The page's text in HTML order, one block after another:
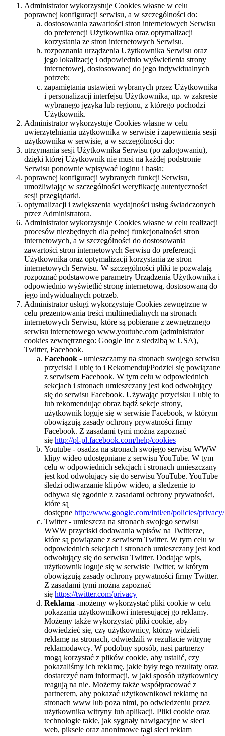
Administrator wykorzystuje Cookies własne w celu
poprawnej konfiguracji serwisu, a w szczególności do:
dostosowania zawartości stron internetowych Serwisu
do preferencji Użytkownika oraz optymalizacji
korzystania ze stron internetowych Serwisu.
rozpoznania urządzenia Użytkownika Serwisu oraz
jego lokalizację i odpowiednio wyświetlenia strony
internetowej, dostosowanej do jego indywidualnych
potrzeb;
zapamiętania ustawień wybranych przez Użytkownika
i personalizacji interfejsu Użytkownika, np. w zakresie
wybranego języka lub regionu, z którego pochodzi
Użytkownik.
Administrator wykorzystuje Cookies własne w celu
uwierzytelniania użytkownika w serwisie i zapewnienia sesji
użytkownika w serwisie, a w szczególności do:
utrzymania sesji Użytkownika Serwisu (po zalogowaniu),
dzięki której Użytkownik nie musi na każdej podstronie
Serwisu ponownie wpisywać loginu i hasła;
poprawnej konfiguracji wybranych funkcji Serwisu,
umożliwiając w szczególności weryfikację autentyczności
sesji przeglądarki.
optymalizacji i zwiększenia wydajności usług świadczonych
przez Administratora.
Administrator wykorzystuje Cookies własne w celu realizacji
procesów niezbędnych dla pełnej funkcjonalności stron
internetowych, a w szczególności do dostosowania
zawartości stron internetowych Serwisu do preferencji
Użytkownika oraz optymalizacji korzystania ze stron
internetowych Serwisu. W szczególności pliki te pozwalają
rozpoznać podstawowe parametry Urządzenia Użytkownika i
odpowiednio wyświetlić stronę internetową, dostosowaną do
jego indywidualnych potrzeb.
Administrator usługi wykorzystuje Cookies zewnętrzne w
celu prezentowania treści multimedialnych na stronach
internetowych Serwisu, które są pobierane z zewnętrznego
serwisu internetowego www.youtube.com (administrator
cookies zewnętrznego: Google Inc z siedzibą w USA),
Twitter, Facebook.
Facebook - umieszczamy na stronach swojego serwisu
przyciski Lubię to i Rekomenduj/Podziel się powiązane
z serwisem Facebook. W tym celu w odpowiednich
sekcjach i stronach umieszczany jest kod odwołujący
się do serwisu Facebook. Używając przycisku Lubię to
lub rekomendując obraz bądź sekcje strony,
użytkownik loguje się w serwisie Facebook, w którym
obowiązują zasady ochrony prywatności firmy
Facebook. Z zasadami tymi można zapoznać
się http://pl-pl.facebook.com/help/cookies
Youtube - osadza na stronach swojego serwisu WWW
klipy wideo udostępniane z serwisu YouTube. W tym
celu w odpowiednich sekcjach i stronach umieszczany
jest kod odwołujący się do serwisu YouTube. YouTube
śledzi odtwarzanie klipów wideo, a śledzenie to
odbywa się zgodnie z zasadami ochrony prywatności,
które są
dostępne http://www.google.com/intl/en/policies/privacy/
Twitter - umieszcza na stronach swojego serwisu
WWW przyciski dodawania wpisów na Twitterze,
które są powiązane z serwisem Twitter. W tym celu w
odpowiednich sekcjach i stronach umieszczany jest kod
odwołujący się do serwisu Twitter. Dodając wpis,
użytkownik loguje się w serwisie Twitter, w którym
obowiązują zasady ochrony prywatności firmy Twitter.
Z zasadami tymi można zapoznać
się https://twitter.com/privacy
Reklama -możemy wykorzystać pliki cookie w celu
pokazania użytkownikowi interesującej go reklamy.
Możemy także wykorzystać pliki cookie, aby
dowiedzieć się, czy użytkownicy, którzy widzieli
reklamę na stronach, odwiedzili w rezultacie witrynę
reklamodawcy. W podobny sposób, nasi partnerzy
mogą korzystać z plików cookie, aby ustalić, czy
pokazaliśmy ich reklamę, jakie były tego rezultaty oraz
dostarczyć nam informacji, w jaki sposób użytkownicy
reagują na nie. Możemy także współpracować z
partnerem, aby pokazać użytkownikowi reklamę na
stronach www lub poza nimi, po odwiedzeniu przez
użytkownika witryny lub aplikacji. Pliki cookie oraz
technologie takie, jak sygnały nawigacyjne w sieci
web, piksele oraz anonimowe tagi sieci reklam